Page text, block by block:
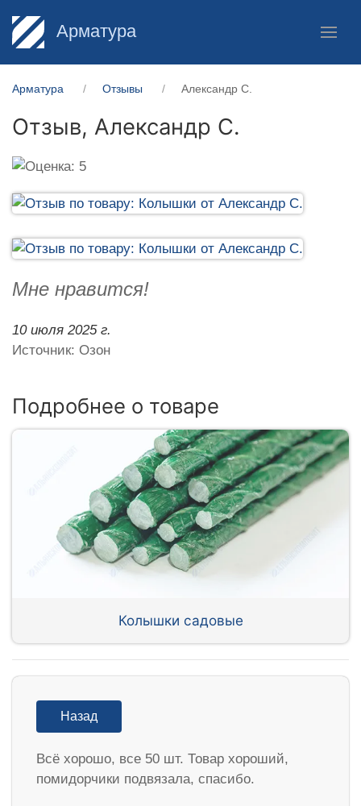
Арматура
Арматура Отзывы Александр С.
Отзыв, Александр С.
Мне нравится!
10 июля 2025 г.
Источник: Озон
Подробнее о товаре
Колышки садовые
Назад
Всё хорошо, все 50 шт. Товар хороший,
помидорчики подвязала, спасибо.